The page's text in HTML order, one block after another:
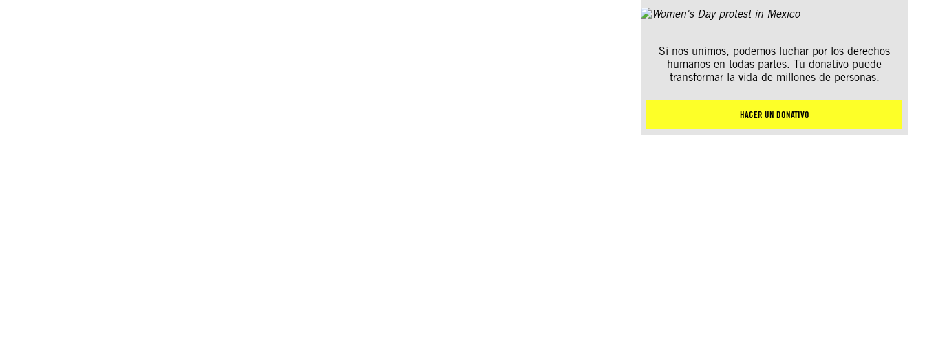
Si nos unimos, podemos luchar por los derechos
humanos en todas partes. Tu donativo puede
transformar la vida de millones de personas.
HACER UN DONATIVO